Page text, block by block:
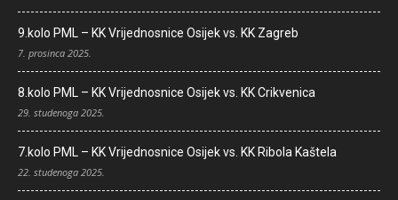
9.kolo PML – KK Vrijednosnice Osijek vs. KK Zagreb
7. prosinca 2025.
8.kolo PML – KK Vrijednosnice Osijek vs. KK Crikvenica
29. studenoga 2025.
7.kolo PML – KK Vrijednosnice Osijek vs. KK Ribola Kaštela
22. studenoga 2025.